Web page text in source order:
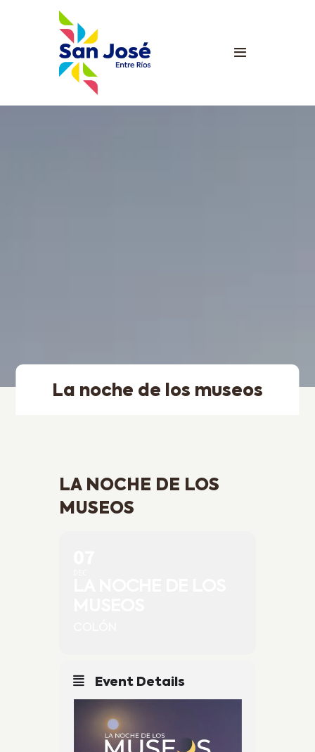
La noche de los museos
LA NOCHE DE LOS
MUSEOS
Event Details